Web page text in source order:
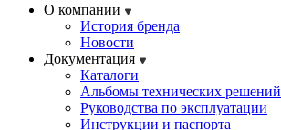
О компании
История бренда
Новости
Документация
Каталоги
Альбомы технических решений
Руководства по эксплуатации
Инструкции и паспорта